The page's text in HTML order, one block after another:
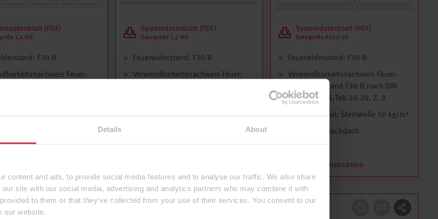
Details About
content and ads, to provide social media features and to analyse our traffic. We also share
site with our social media, advertising and analytics partners who may combine it with
to them or that they’ve collected from your use of their services. You consent to our
our website.
(PDF)
1,4 MB
F30-B
Feuer:
Flachdach
Konstruktion
Systemdatenblatt (PDF)
Dateigröße 1,2 MB
Feuerwiderstand: F30-B
Verwendbarkeitsnachweis Feuer:
Systemdatenblatt (PDF)
Dateigröße 916,0 kB
Feuerwiderstand: F30-B
Verwendbarkeitsnachweis Feuer:
Feuerwiderstand F30-B nach DIN
4102-4:2016,Tab.10.20, Z. 9
Dämmmaterial: Steinwolle 50 kg/m³
Dachform: Flachdach
Details zur Konstruktion